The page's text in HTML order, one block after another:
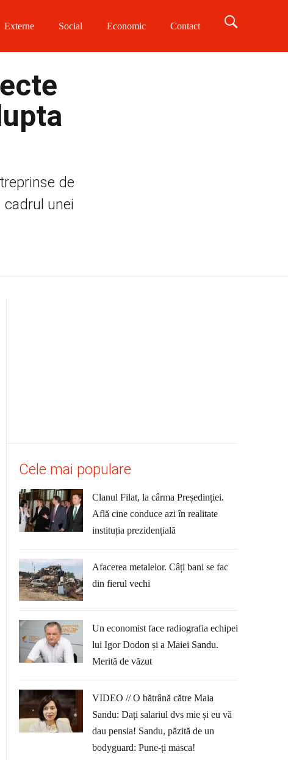
Externe Social Economic Contact
de
unei
Cele mai populare
Clanul Filat, la cârma Președinției.
Află cine conduce azi în realitate
instituția prezidențială
Afacerea metalelor. Câți bani se fac
din fierul vechi
Un economist face radiografia echipei
lui Igor Dodon și a Maiei Sandu.
Merită de văzut
VIDEO // O bătrână către Maia
Sandu: Dați salariul dvs mie și eu vă
dau pensia! Sandu, păzită de un
bodyguard: Pune-ți masca!